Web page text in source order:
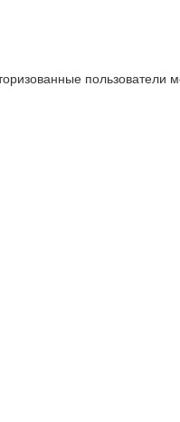
пользователи